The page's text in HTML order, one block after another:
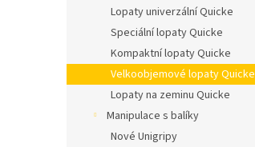
n
e
Lopaty univerzální Quicke
Speciální lopaty Quicke
Kompaktní lopaty Quicke
Velkoobjemové lopaty Quicke
Lopaty na zeminu Quicke
Manipulace s balíky
Nové Unigripy